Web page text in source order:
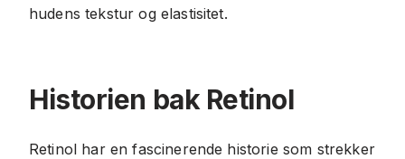
hudens tekstur og elastisitet.
Historien bak Retinol
Retinol har en fascinerende historie som strekker